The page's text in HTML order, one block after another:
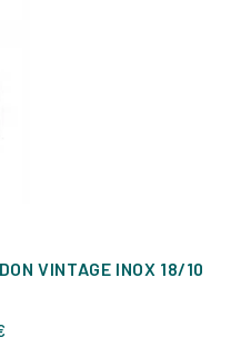
VINTAGE INOX 18/10
Prix